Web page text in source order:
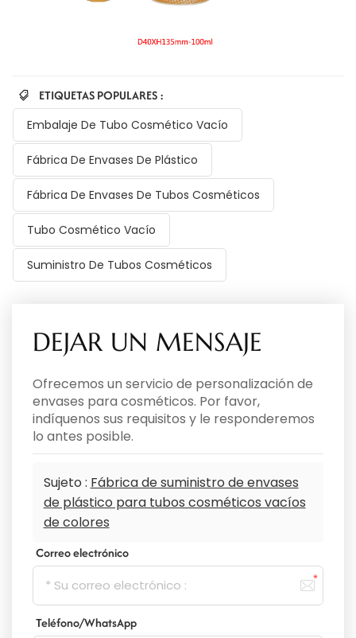
ETIQUETAS POPULARES :
Embalaje De Tubo Cosmético Vacío
Fábrica De Envases De Plástico
Fábrica De Envases De Tubos Cosméticos
Tubo Cosmético Vacío
Suministro De Tubos Cosméticos
DEJAR UN MENSAJE
Ofrecemos un servicio de personalización de
envases para cosméticos. Por favor,
indíquenos sus requisitos y le responderemos
lo antes posible.
Sujeto : Fábrica de suministro de envases
de plástico para tubos cosméticos vacíos
de colores
Correo electrónico
Teléfono/WhatsApp